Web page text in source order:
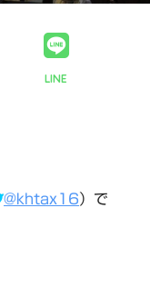
LINE
@khtax16）で